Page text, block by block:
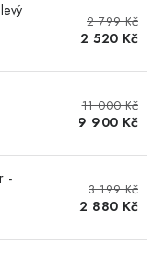
2 799 Kč
2 520 Kč
11 000 Kč
9 900 Kč
-
3 199 Kč
2 880 Kč